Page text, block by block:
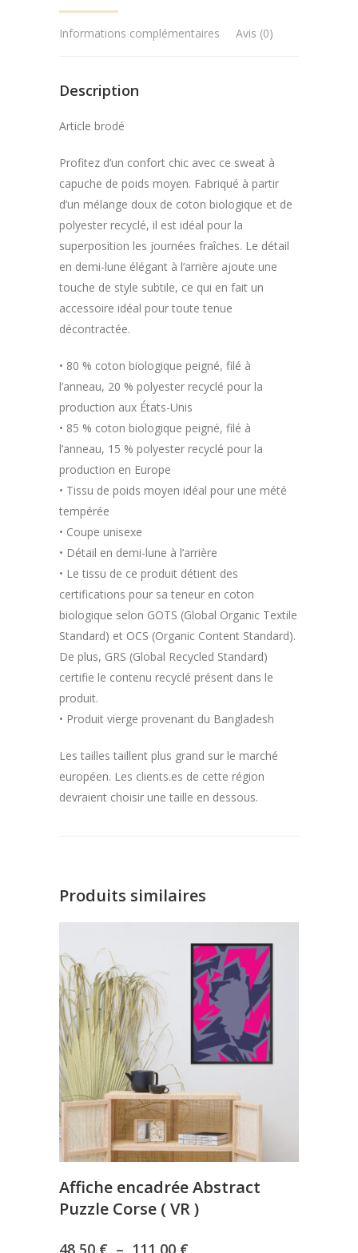
Informations complémentaires Avis (0)
Description
Article brodé
Profitez d’un confort chic avec ce sweat à
capuche de poids moyen. Fabriqué à partir
d’un mélange doux de coton biologique et de
polyester recyclé, il est idéal pour la
superposition les journées fraîches. Le détail
en demi-lune élégant à l’arrière ajoute une
touche de style subtile, ce qui en fait un
accessoire idéal pour toute tenue
décontractée.
• 80 % coton biologique peigné, filé à
l’anneau, 20 % polyester recyclé pour la
production aux États-Unis
• 85 % coton biologique peigné, filé à
l’anneau, 15 % polyester recyclé pour la
production en Europe
• Tissu de poids moyen idéal pour une mété
tempérée
• Coupe unisexe
• Détail en demi-lune à l’arrière
• Le tissu de ce produit détient des
certifications pour sa teneur en coton
biologique selon GOTS (Global Organic Textile
Standard) et OCS (Organic Content Standard).
De plus, GRS (Global Recycled Standard)
certifie le contenu recyclé présent dans le
produit.
• Produit vierge provenant du Bangladesh
Les tailles taillent plus grand sur le marché
européen. Les clients.es de cette région
devraient choisir une taille en dessous.
Produits similaires
Affiche encadrée Abstract
Puzzle Corse ( VR )
48,50 € – 111,00 €Plage